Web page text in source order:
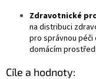
Zdravotnické
na distribuci
pro správnou péči
domácím
Cíle a hodnoty: